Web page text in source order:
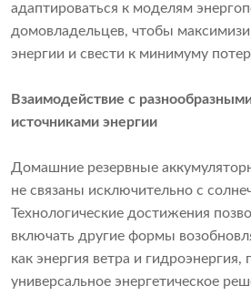
адаптироваться к моделям
домовладельцев, чтобы
энергии и свести к минимуму
Взаимодействие с
источниками энергии
Домашние резервные
не связаны исключительно с
Технологические достижения
включать другие формы
как энергия ветра и гидроэнергия,
универсальное энергетическое